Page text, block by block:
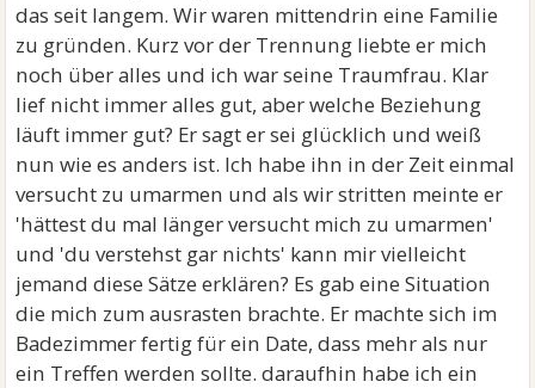
das seit langem. Wir waren mittendrin eine Familie
zu gründen. Kurz vor der Trennung liebte er mich
noch über alles und ich war seine Traumfrau. Klar
lief nicht immer alles gut, aber welche Beziehung
läuft immer gut? Er sagt er sei glücklich und weiß
nun wie es anders ist. Ich habe ihn in der Zeit einmal
versucht zu umarmen und als wir stritten meinte er
'hättest du mal länger versucht mich zu umarmen'
und 'du verstehst gar nichts' kann mir vielleicht
jemand diese Sätze erklären? Es gab eine Situation
die mich zum ausrasten brachte. Er machte sich im
Badezimmer fertig für ein Date, dass mehr als nur
ein Treffen werden sollte. daraufhin habe ich ein